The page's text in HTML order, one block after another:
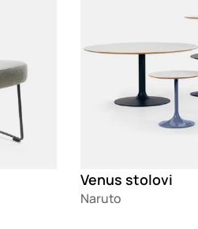
Venus stolovi
Naruto